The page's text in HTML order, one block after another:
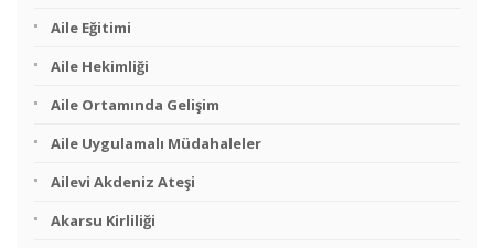
Aile Eğitimi
Aile Hekimliği
Aile Ortamında Gelişim
Aile Uygulamalı Müdahaleler
Ailevi Akdeniz Ateşi
Akarsu Kirliliği